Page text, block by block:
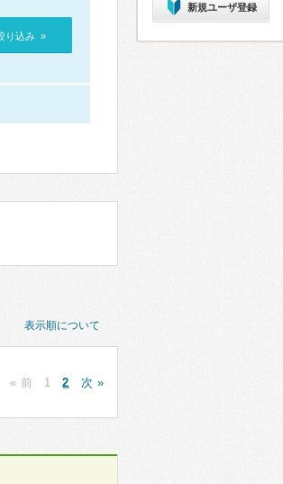
り込み »
表示順について
« 前 1 2 次 »
新規ユーザ登録